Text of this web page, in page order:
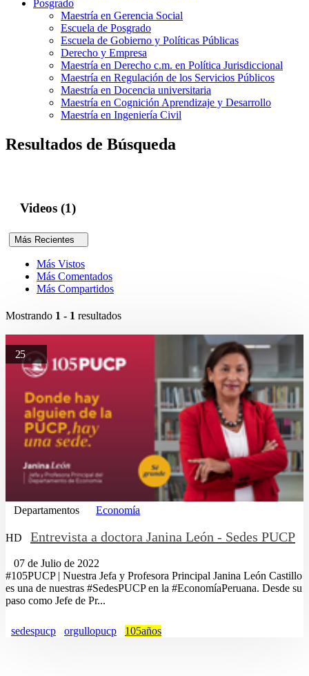
Posgrado
Maestría en Gerencia Social
Escuela de Posgrado
Escuela de Gobierno y Políticas Públicas
Derecho y Empresa
Maestría en Derecho c.m. en Política Jurisdiccional
Maestría en Regulación de los Servicios Públicos
Maestría en Docencia universitaria
Maestría en Cognición Aprendizaje y Desarrollo
Maestría en Ingeniería Civil
Resultados de Búsqueda
Videos (1)
Más Recientes
Más Vistos
Más Comentados
Más Compartidos
Mostrando 1 - 1 resultados
25
Departamentos Economía
HD Entrevista a doctora Janina León - Sedes PUCP
07 de Julio de 2022
#105PUCP | Nuestra Jefa y Profesora Principal Janina León Castillo
es una de nuestras #SedesPUCP en la #EconomíaPeruana. Desde su
paso como Jefe de Pr...
sedespucp orgullopucp 105años